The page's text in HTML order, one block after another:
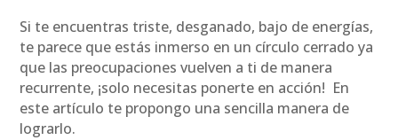
Si te encuentras triste, desganado, bajo de energías,
te parece que estás inmerso en un círculo cerrado ya
que las preocupaciones vuelven a ti de manera
recurrente, ¡solo necesitas ponerte en acción! En
este artículo te propongo una sencilla manera de
lograrlo.